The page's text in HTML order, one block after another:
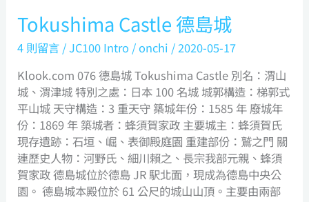
Tokushima Castle 德島城
4 則留言 /JC100 Intro /onchi /2020-05-17
Klook.com 076 德島城 Tokushima Castle 別名：渭山
城、渭津城 特別之處：日本 100 名城 城郭構造：梯郭式
平山城 天守構造：3 重天守 築城年份：1585 年 廢城年
份：1869 年 築城者：蜂須賀家政 主要城主：蜂須賀氏
現存遺跡：石垣、崛、表御殿庭園 重建部份：鷲之門 關
連歷史人物：河野氏、細川賴之、長宗我部元親、蜂須
賀家政 德島城位於德島 JR 駅北面，現成為德島中央公
園。 德島城本殿位於 61 公尺的城山山頂。主要由兩部